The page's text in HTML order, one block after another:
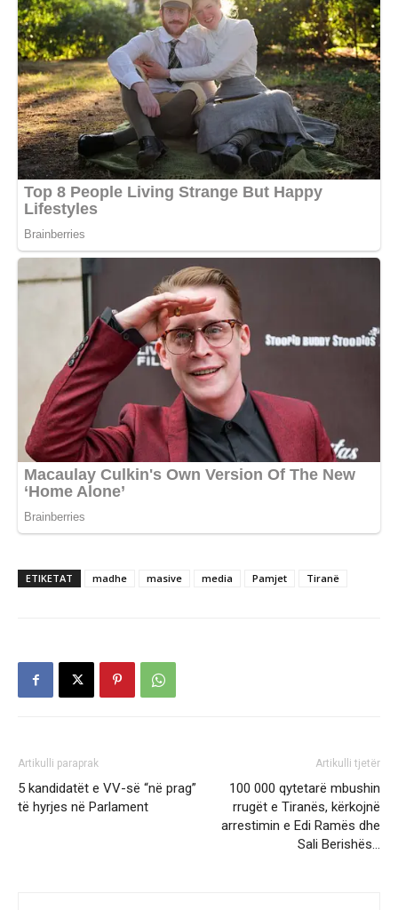
ETIKETAT madhe masive media Pamjet Tiranë
Artikulli paraprak
5 kandidatët e VV-së “në prag”
të hyrjes në Parlament
Artikulli tjetër
100 000 qytetarë mbushin
rrugët e Tiranës, kërkojnë
arrestimin e Edi Ramës dhe
Sali Berishës…